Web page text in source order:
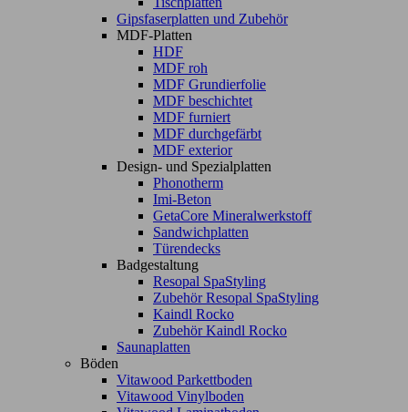
Gipsfaserplatten und Zubehör
MDF-Platten
HDF
MDF roh
MDF Grundierfolie
MDF beschichtet
MDF furniert
MDF durchgefärbt
MDF exterior
Design- und Spezialplatten
Phonotherm
Imi-Beton
GetaCore Mineralwerkstoff
Sandwichplatten
Türendecks
Badgestaltung
Resopal SpaStyling
Zubehör Resopal SpaStyling
Kaindl Rocko
Zubehör Kaindl Rocko
Saunaplatten
Böden
Vitawood Parkettboden
Vitawood Vinylboden